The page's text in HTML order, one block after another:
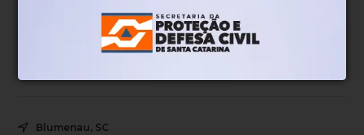
em São Paulo
Sindicato mantém estado de greve para acompanhar
Blumenau, SC